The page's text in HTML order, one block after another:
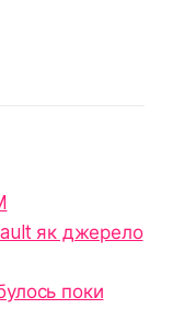
як джерело
поки